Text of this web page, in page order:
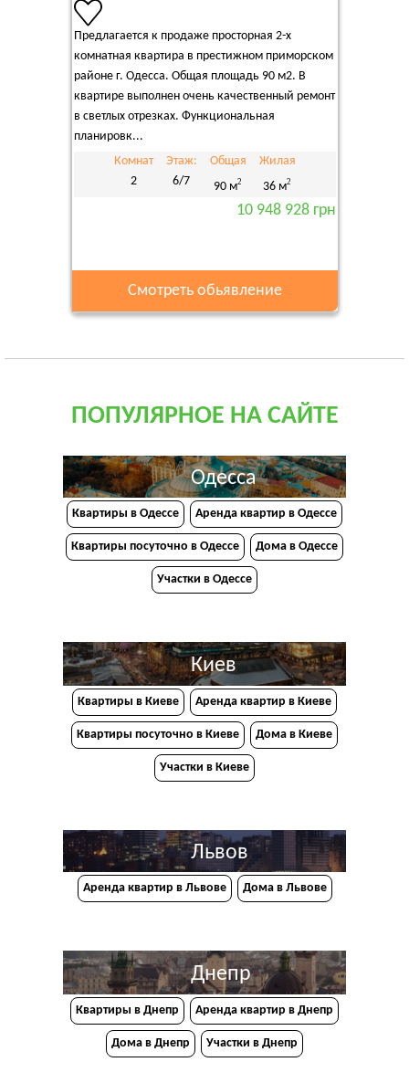
Предлагается к продаже просторная 2-х
комнатная квартира в престижном приморском
районе г. Одесса. Общая площадь 90 м2. В
квартире выполнен очень качественный ремонт
в светлых отрезках. Функциональная
планировк...
Комнат
2
Этаж:
6/7
Общая
90 м2
Жилая
36 м2
10 948 928 грн
Смотреть обьявление
ПОПУЛЯРНОЕ НА САЙТЕ
Одесса
Квартиры в Одессе Аренда квартир в Одессе
Квартиры посуточно в Одессе Дома в Одессе
Участки в Одессе
Киев
Квартиры в Киеве Аренда квартир в Киеве
Квартиры посуточно в Киеве Дома в Киеве
Участки в Киеве
Львов
Аренда квартир в Львове Дома в Львове
Днепр
Квартиры в Днепр Аренда квартир в Днепр
Дома в Днепр Участки в Днепр